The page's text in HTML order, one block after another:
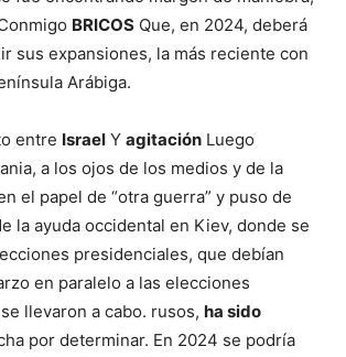
BRICOS Que, en 2024, deberá
sus expansiones, la más reciente con
Arábiga.
entre Israel Y agitación Luego
a los ojos de los medios y de la
el papel de “otra guerra” y puso de
la ayuda occidental en Kiev, donde se
presidenciales, que debían
en paralelo a las elecciones
llevaron a cabo. rusos, ha sido
por determinar. En 2024 se podría